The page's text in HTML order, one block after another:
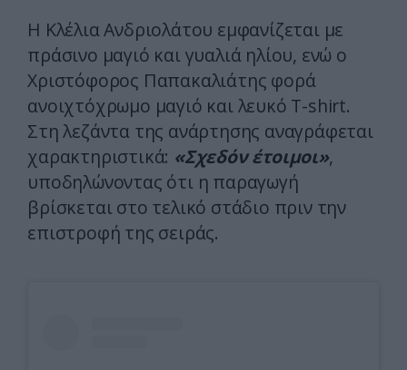
Η Κλέλια Ανδριολάτου εμφανίζεται με
πράσινο μαγιό και γυαλιά ηλίου, ενώ ο
Χριστόφορος Παπακαλιάτης φορά
ανοιχτόχρωμο μαγιό και λευκό T-shirt.
Στη λεζάντα της ανάρτησης αναγράφεται
χαρακτηριστικά: «Σχεδόν έτοιμοι»,
υποδηλώνοντας ότι η παραγωγή
βρίσκεται στο τελικό στάδιο πριν την
επιστροφή της σειράς.